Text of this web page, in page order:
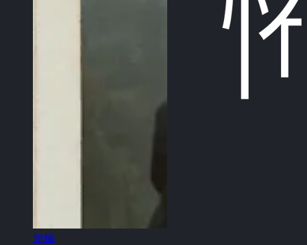
短編